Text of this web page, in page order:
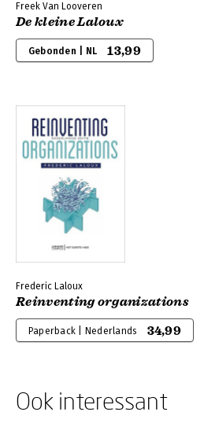
Freek Van Looveren
De kleine Laloux
Gebonden | NL 13,99
Frederic Laloux
Reinventing organizations
Paperback | Nederlands 34,99
Ook interessant